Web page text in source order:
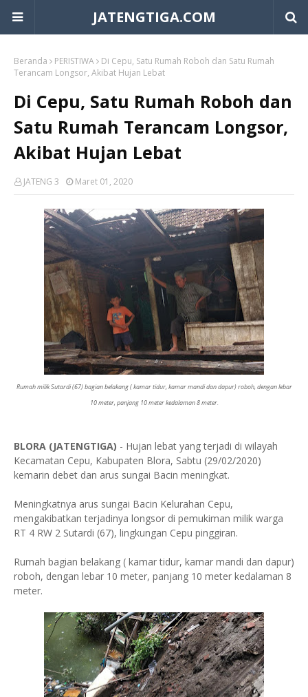
JATENGTIGA.COM
Beranda PERISTIWA
Di Cepu, Satu Rumah Roboh dan Satu Rumah
Terancam Longsor, Akibat Hujan Lebat
Di Cepu, Satu Rumah Roboh dan
Satu Rumah Terancam Longsor,
Akibat Hujan Lebat
JATENG 3 Maret 01, 2020
Rumah milik Sutardi (67) bagian belakang ( kamar tidur, kamar mandi dan dapur) roboh, dengan lebar
10 meter, panjang 10 meter kedalaman 8 meter.
BLORA (JATENGTIGA) - Hujan lebat yang terjadi di wilayah
Kecamatan Cepu, Kabupaten Blora, Sabtu (29/02/2020)
kemarin debet dan arus sungai Bacin meningkat.
Meningkatnya arus sungai Bacin Kelurahan Cepu,
mengakibatkan terjadinya longsor di pemukiman milik warga
RT 4 RW 2 Sutardi (67), lingkungan Cepu pinggiran.
Rumah bagian belakang ( kamar tidur, kamar mandi dan dapur)
roboh, dengan lebar 10 meter, panjang 10 meter kedalaman 8
meter.